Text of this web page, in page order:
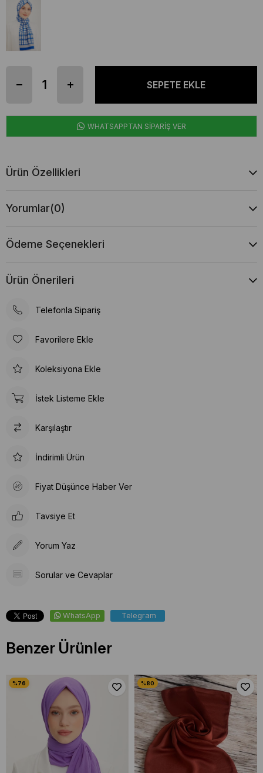
WHATSAPPTAN SİPARİŞ VER
Ürün Özellikleri
Yorumlar(0)
Ödeme Seçenekleri
Ürün Önerileri
Telefonla Sipariş
Favorilere Ekle
Koleksiyona Ekle
İstek Listeme Ekle
Karşılaştır
İndirimli Ürün
Fiyat Düşünce Haber Ver
Tavsiye Et
Yorum Yaz
Sorular ve Cevaplar
WhatsApp Telegram
Benzer Ürünler